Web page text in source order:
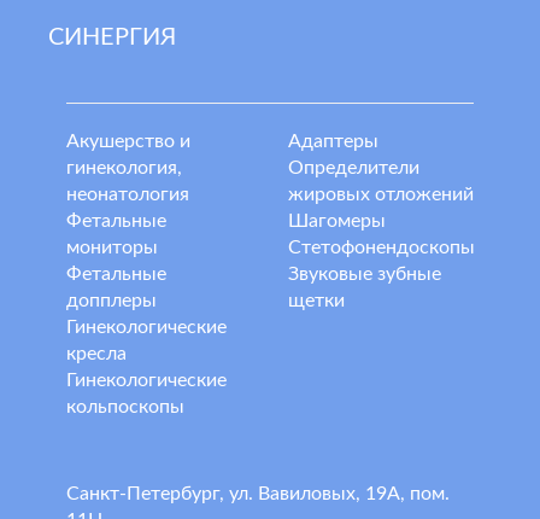
СИНЕРГИЯ
Акушерство и
гинекология,
неонатология
Фетальные
мониторы
Фетальные
допплеры
Гинекологические
кресла
Гинекологические
кольпоскопы
Адаптеры
Определители
жировых отложений
Шагомеры
Стетофонендоскопы
Звуковые зубные
щетки
Санкт-Петербург, ул. Вавиловых, 19А, пом.